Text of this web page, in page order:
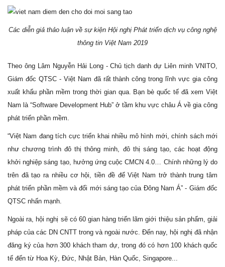
Các diễn giả thảo luận về sự kiện Hội nghị Phát triển dịch vụ công nghệ
thông tin Việt Nam 2019
Theo ông Lâm Nguyễn Hải Long - Chủ tịch danh dự Liên minh VNITO,
Giám đốc QTSC - Việt Nam đã rất thành công trong lĩnh vực gia công
xuất khẩu phần mềm trong thời gian qua. Bạn bè quốc tế đã xem Việt
Nam là “Software Development Hub” ở tầm khu vực châu Á về gia công
phát triển phần mềm.
“Việt Nam đang tích cực triển khai nhiều mô hình mới, chính sách mới
như chương trình đô thị thông minh, đô thị sáng tạo, các hoạt động
khởi nghiệp sáng tạo, hưởng ứng cuộc CMCN 4.0… Chính những lý do
trên đã tạo ra nhiều cơ hội, tiền đề để Việt Nam trở thành trung tâm
phát triển phần mềm và đổi mới sáng tạo của Đông Nam Á” - Giám đốc
QTSC nhấn mạnh.
Ngoài ra, hội nghị sẽ có 60 gian hàng triển lãm giới thiệu sản phẩm, giải
pháp của các DN CNTT trong và ngoài nước. Đến nay, hội nghị đã nhận
đăng ký của hơn 300 khách tham dự, trong đó có hơn 100 khách quốc
tế đến từ Hoa Kỳ, Đức, Nhật Bản, Hàn Quốc, Singapore...